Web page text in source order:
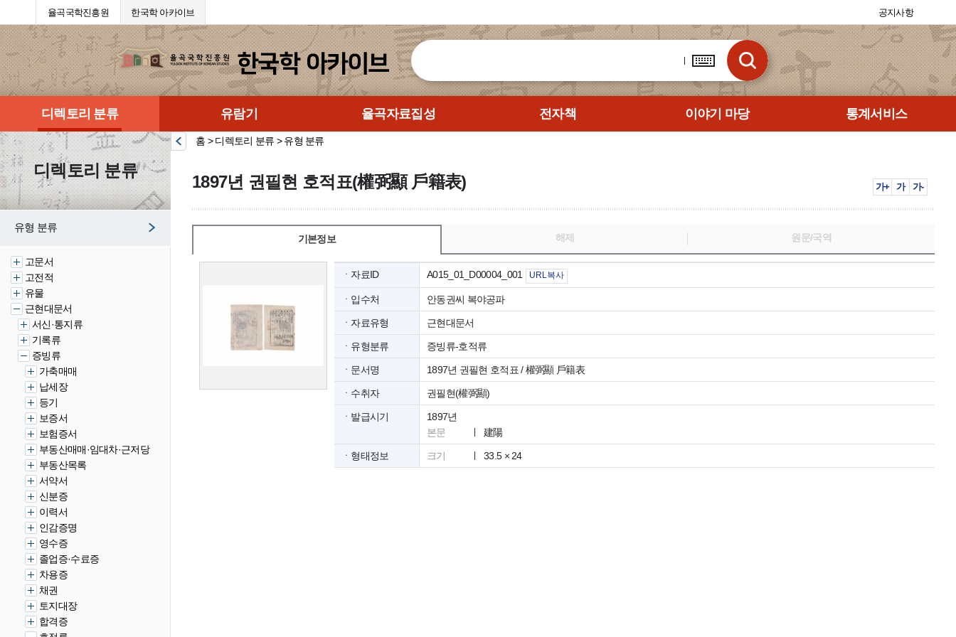
율곡국학진흥원 한국학 아카이브 공지사항
디렉토리 분류 유람기 율곡자료집성 전자책 이야기 마당 통계서비스
디렉토리 분류
유형 분류
고문서
고전적
유물
근현대문서
서신·통지류
기록류
증빙류
가축매매
납세장
등기
보증서
보험증서
부동산매매·임대차·근저당
부동산목록
서약서
신분증
이력서
인감증명
영수증
졸업증·수료증
차용증
채권
토지대장
합격증
홈 > 디렉토리 분류 > 유형 분류
1897년 권필현 호적표(權弼顯 戶籍表) 가+ 가 가-
기본정보 해제 원문/국역
ㆍ자료ID A015_01_D00004_001 URL복사
ㆍ입수처 안동권씨 복야공파
ㆍ자료유형 근현대문서
ㆍ유형분류 증빙류-호적류
ㆍ문서명 1897년 권필현 호적표 / 權弼顯 戶籍表
ㆍ수취자 권필현(權弼顯)
ㆍ발급시기
1897년
본문
建陽
ㆍ형태정보 크기 33.5 × 24